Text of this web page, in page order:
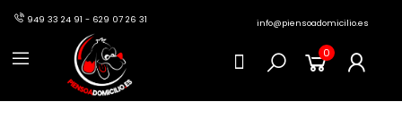
949 33 24 91 - 629 07 26 31 info@piensoadomicilio.es
0